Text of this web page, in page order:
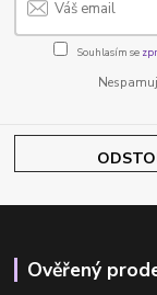
Souhlasím se
Ověřený